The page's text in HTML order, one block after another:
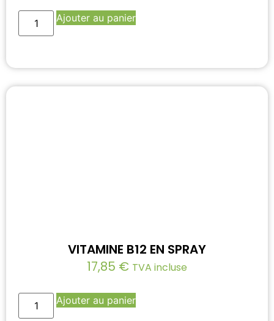
Ajouter au panier
VITAMINE B12 EN SPRAY
17,85 € TVA incluse
Ajouter au panier